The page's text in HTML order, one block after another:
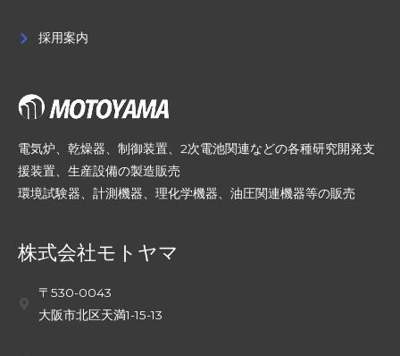
採用案内
電気炉、乾燥器、制御装置、2次電池関連などの各種研究開発支
援装置、生産設備の製造販売
環境試験器、計測機器、理化学機器、油圧関連機器等の販売
株式会社モトヤマ
〒530-0043
大阪市北区天満1-15-13